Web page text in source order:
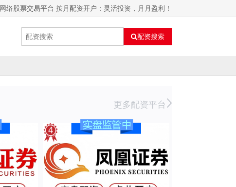
网络股票交易平台 按月配资开户：灵活投资，月月盈利！
配资搜索
更多配资平台